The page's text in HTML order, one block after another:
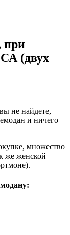
при
(двух
не найдете,
и ничего
множество
же женской